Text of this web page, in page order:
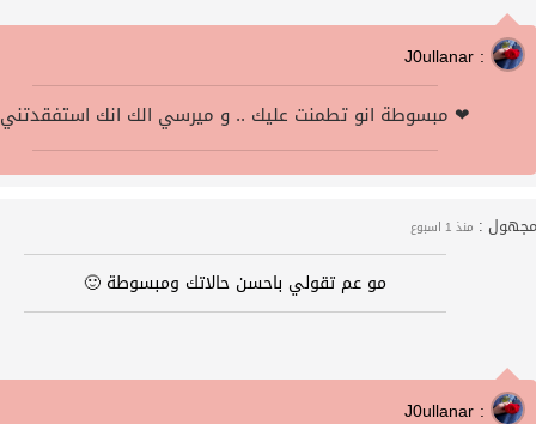
J0ullanar :
مبسوطة انو تطمنت عليك .. و ميرسي الك انك استفقدتني ❤
مجهول : منذ 1 اسبوع
مو عم تقولي باحسن حالاتك ومبسوطة 🙂
J0ullanar :